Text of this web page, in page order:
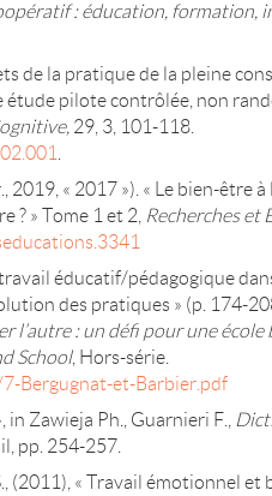
: éducation, formation,
de la pratique de la pleine
étude pilote contrôlée, non
29, 3, 101-118.
« 2017 »). « Le bien-être à
? » Tome 1 et 2, Recherches et
éducatif/pédagogique
des pratiques » (p. 174-
l’autre : un défi pour une
School, Hors-série.
Bergugnat-et-Barbier.pdf
in Zawieja Ph., Guarnieri F.,
pp. 254-257.
(2011), « Travail émotionnel